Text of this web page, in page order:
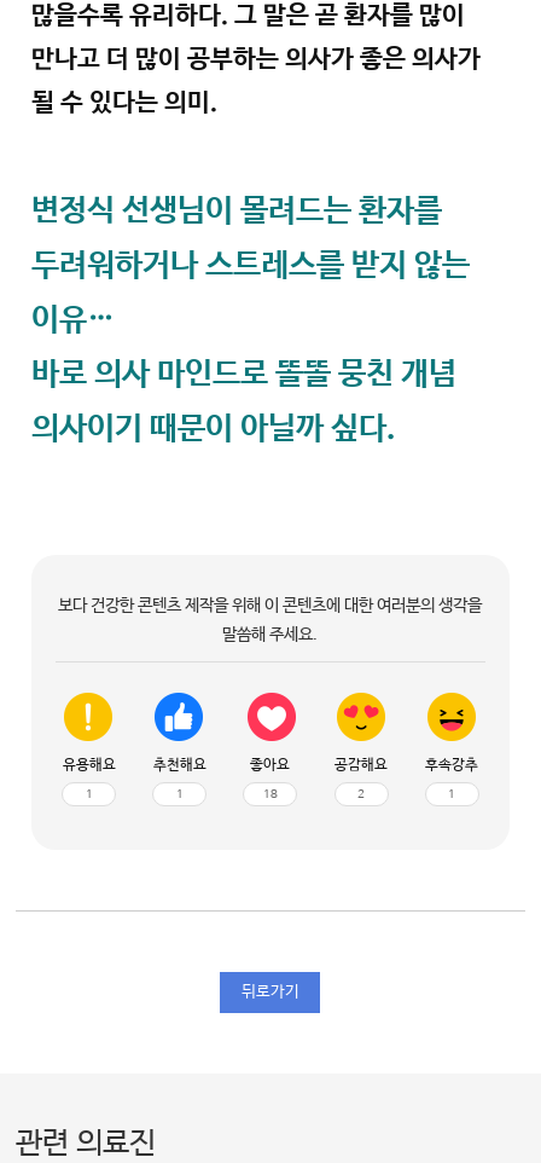
많을수록 유리하다. 그 말은 곧 환자를 많이
만나고 더 많이 공부하는 의사가 좋은 의사가
될 수 있다는 의미.
변정식 선생님이 몰려드는 환자를
두려워하거나 스트레스를 받지 않는
이유…
바로 의사 마인드로 똘똘 뭉친 개념
의사이기 때문이 아닐까 싶다.
보다 건강한 콘텐츠 제작을 위해 이 콘텐츠에 대한 여러분의 생각을
말씀해 주세요.
유용해요
1
추천해요
1
좋아요
18
공감해요
2
후속강추
1
뒤로가기
관련 의료진